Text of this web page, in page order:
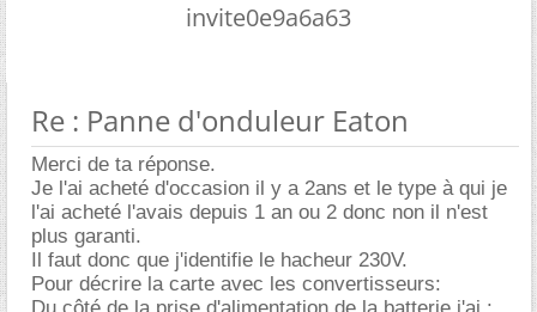
invite0e9a6a63
Re : Panne d'onduleur Eaton
Merci de ta réponse.
Je l'ai acheté d'occasion il y a 2ans et le type à qui je
l'ai acheté l'avais depuis 1 an ou 2 donc non il n'est
plus garanti.
Il faut donc que j'identifie le hacheur 230V.
Pour décrire la carte avec les convertisseurs: